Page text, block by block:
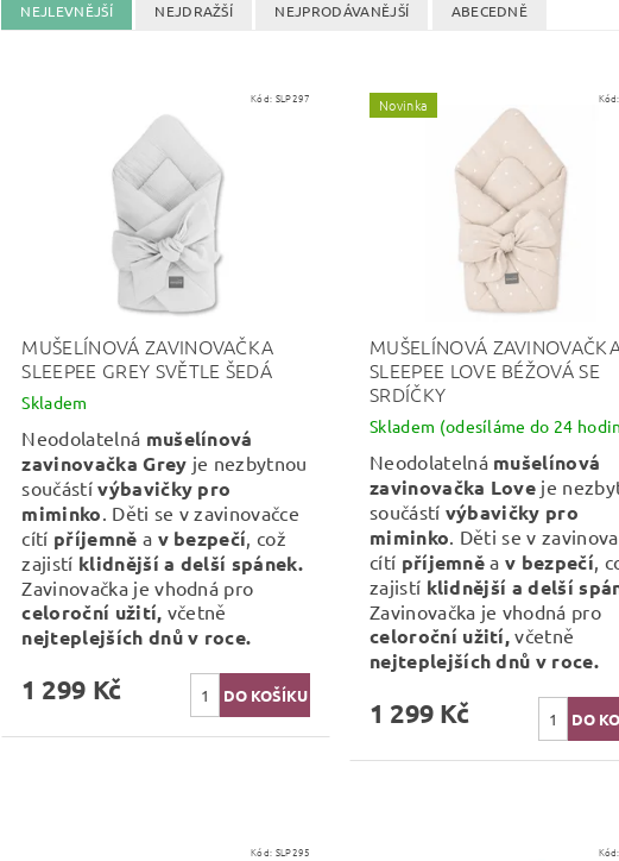
NEJLEVNĚJŠÍ NEJDRAŽŠÍ NEJPRODÁVANĚJŠÍ
ABECEDNĚ
Kód: SLP297
MUŠELÍNOVÁ ZAVINOVAČKA
SLEEPEE GREY SVĚTLE ŠEDÁ
Skladem
Neodolatelná mušelínová
zavinovačka Grey je nezbytnou
součástívýbavičky pro
miminko . Děti se v zavinovačce
cítí příjemně a v bezpečí , což
zajistí klidnější a delší spánek.
Zavinovačka je vhodná pro
celoroční užití, včetně
nejteplejších dnů v roce.
1 299 Kč
Novinka
MUŠELÍNOVÁ
SLEEPEE LOVE BÉŽOVÁ SE
SRDÍČKY
Skladem (odesíláme do 24
Neodolatelná mušelínová
zavinovačka Love je
součástí výbavičky pro
miminko . Děti se v
cítí příjemně av bezpečí ,
zajistí klidnější a delší
Zavinovačka je vhodná pro
celoroční užití, včetně
nejteplejších dnů v roce.
1 299 Kč
Kód: SLP295